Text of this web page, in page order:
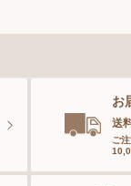
ボディ
ヘアケア
お
送
ご